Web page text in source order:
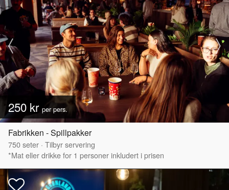
250 kr per pers.
Fabrikken - Spillpakker
750seter · Tilbyr servering
*Mat eller drikke for 1 personer inkludert i prisen